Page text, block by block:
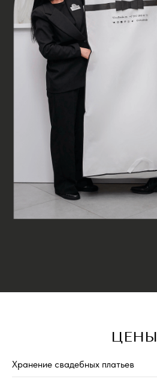
ЦЕНЫ
Хранение свадебных платьев